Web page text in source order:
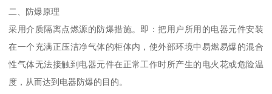
二、防爆原理
采用介质隔离点燃源的防爆措施。即：把用户所用的电器元件安装
在一个充满正压洁净气体的柜体内，使外部环境中易燃易爆的混合
性气体无法接触到电器元件在正常工作时所产生的电火花或危险温
度，从而达到电器防爆的目的。